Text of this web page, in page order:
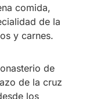
comida,
de la
y carnes.
de
de la cruz
los